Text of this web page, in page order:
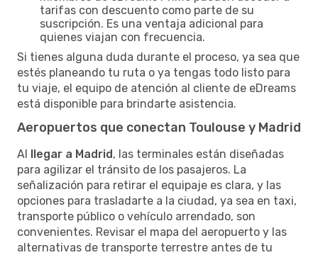
tarifas con descuento como parte de su
suscripción. Es una ventaja adicional para
quienes viajan con frecuencia.
Si tienes alguna duda durante el proceso, ya sea que
estés planeando tu ruta o ya tengas todo listo para
tu viaje, el equipo de atención al cliente de eDreams
está disponible para brindarte asistencia.
Aeropuertos que conectan Toulouse y Madrid
Al llegar a Madrid, las terminales están diseñadas
para agilizar el tránsito de los pasajeros. La
señalización para retirar el equipaje es clara, y las
opciones para trasladarte a la ciudad, ya sea en taxi,
transporte público o vehículo arrendado, son
convenientes. Revisar el mapa del aeropuerto y las
alternativas de transporte terrestre antes de tu